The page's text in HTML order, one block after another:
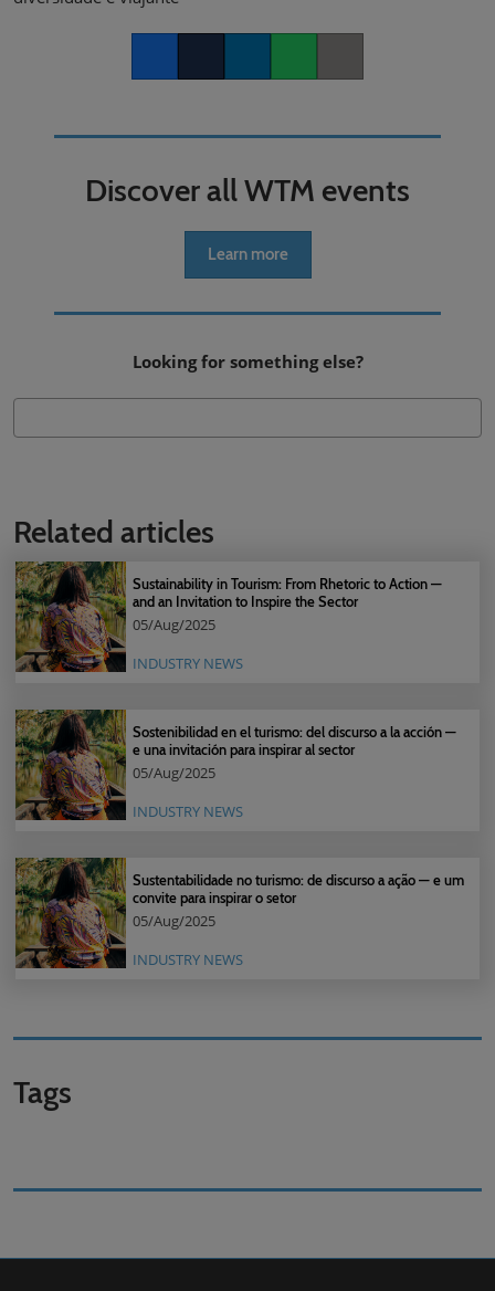
Discover all WTM events
Learn more
Looking for something else?
Related articles
Sustainability in Tourism: From Rhetoric to Action —
and an Invitation to Inspire the Sector
05/Aug/2025
INDUSTRY NEWS
Sostenibilidad en el turismo: del discurso a la acción —
e una invitación para inspirar al sector
05/Aug/2025
INDUSTRY NEWS
Sustentabilidade no turismo: de discurso a ação — e um
convite para inspirar o setor
05/Aug/2025
INDUSTRY NEWS
Tags